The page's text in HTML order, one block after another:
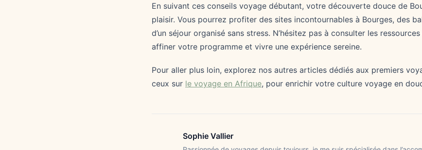
En suivant ces conseils voyage débutant, votre découverte douce de
plaisir. Vous pourrez profiter des sites incontournables à Bourges, des
d’un séjour organisé sans stress. N’hésitez pas à consulter les
affiner votre programme et vivre une expérience sereine.
Pour aller plus loin, explorez nos autres articles dédiés aux premiers
ceux sur le voyage en Afrique, pour enrichir votre culture voyage en
Sophie Vallier